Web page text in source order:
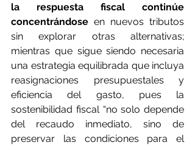
la respuesta fiscal continúe
concentrándose en nuevos tributos
sin explorar otras alternativas;
mientras que sigue siendo necesaria
una estrategia equilibrada que incluya
reasignaciones presupuestales y
eficiencia del gasto, pues la
sostenibilidad fiscal “no solo depende
del recaudo inmediato, sino de
preservar las condiciones para el